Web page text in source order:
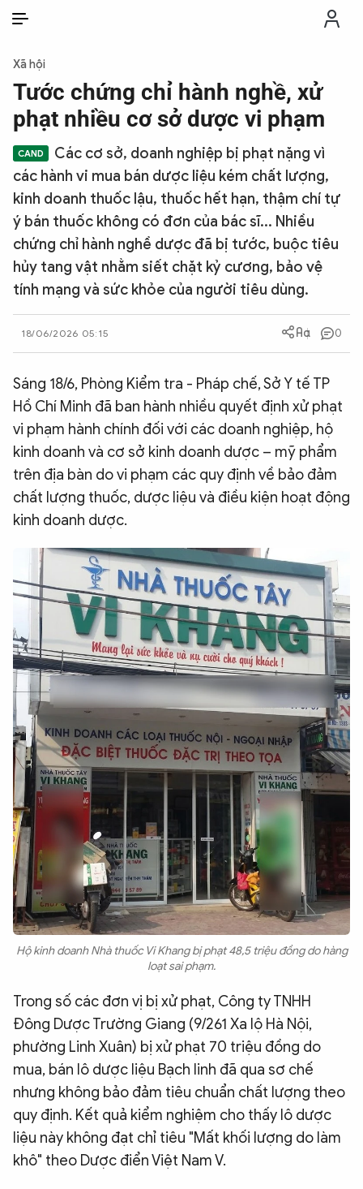
THỜI SỰ
CHỐNG DIỄN BIẾN HÒA BÌNH
CÔNG AN TRONG LÒNG DÂN
XÃ HỘI
PHÁP LUẬT
CÔNG NGHỆ
QUỐC TẾ
VĂN HÓA - THỂ THAO
BẠN ĐỌC & CAND
eMagazine
Podcast
Video Ảnh
Infographic
Chuyên trangAn ninh thế giớiVăn nghệ Công an
Chuyên đề
Xã hội
Tước chứng chỉ hành nghề, xử
phạt nhiều cơ sở dược vi phạm
Các cơ sở, doanh nghiệp bị phạt nặng vì
các hành vi mua bán dược liệu kém chất lượng,
kinh doanh thuốc lậu, thuốc hết hạn, thậm chí tự
ý bán thuốc không có đơn của bác sĩ... Nhiều
chứng chỉ hành nghề dược đã bị tước, buộc tiêu
hủy tang vật nhằm siết chặt kỷ cương, bảo vệ
tính mạng và sức khỏe của người tiêu dùng.
18/06/2026 05:15 0
Sáng 18/6, Phòng Kiểm tra - Pháp chế, Sở Y tế TP
Hồ Chí Minh đã ban hành nhiều quyết định xử phạt
vi phạm hành chính đối với các doanh nghiệp, hộ
kinh doanh và cơ sở kinh doanh dược – mỹ phẩm
trên địa bàn do vi phạm các quy định về bảo đảm
chất lượng thuốc, dược liệu và điều kiện hoạt động
kinh doanh dược.
Hộ kinh doanh Nhà thuốc Vi Khang bị phạt 48,5 triệu đồng do hàng
loạt sai phạm.
Trong số các đơn vị bị xử phạt, Công ty TNHH
Đông Dược Trường Giang (9/261 Xa lộ Hà Nội,
phường Linh Xuân) bị xử phạt 70 triệu đồng do
mua, bán lô dược liệu Bạch linh đã qua sơ chế
nhưng không bảo đảm tiêu chuẩn chất lượng theo
quy định. Kết quả kiểm nghiệm cho thấy lô dược
liệu này không đạt chỉ tiêu "Mất khối lượng do làm
khô" theo Dược điển Việt Nam V.